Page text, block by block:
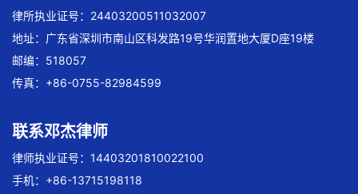
律所执业证号：24403200511032007
地址：广东省深圳市南山区科发路19号华润置地大厦D座19楼
邮编：518057
传真：+86-0755-82984599
联系邓杰律师
律师执业证号：14403201810022100
手机：+86-13715198118